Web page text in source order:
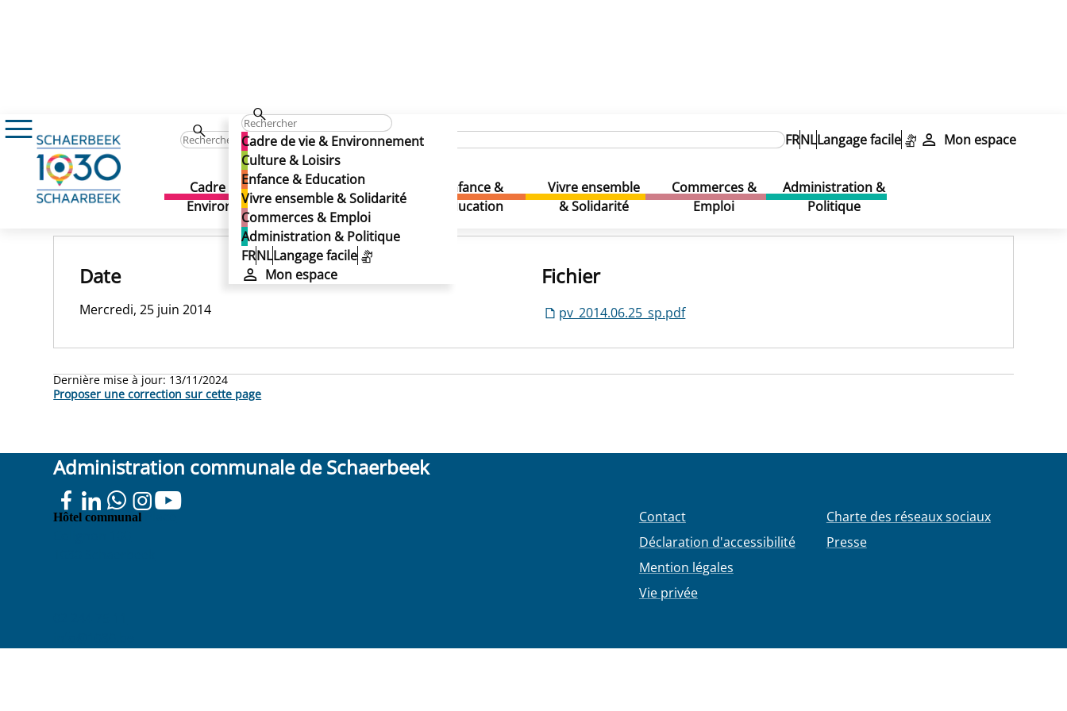
Cadre de vie & Environnement
Culture & Loisirs
Enfance & Education
Vivre ensemble & Solidarité
Commerces & Emploi
Administration & Politique
FRNLLangage facile
Mon espace
FRNLLangage facile Mon espace
Cadre de vie &
Environnement
Culture & Loisirs
Enfance &
Education
Vivre ensemble
& Solidarité
Commerces &
Emploi
Administration &
Politique
25/06/2014
25/06/2014
Publié le 13/11/2024
Date
Mercredi, 25 juin 2014
Fichier
pv_2014.06.25_sp.pdf
Dernière mise à jour: 13/11/2024
Proposer une correction sur cette page
Administration communale de Schaerbeek
Hôtel communal
Contact
Déclaration d'accessibilité
Mention légales
Vie privée
Charte des réseaux sociaux
Presse